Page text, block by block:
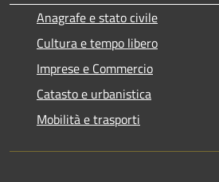
Anagrafe e stato civile
Cultura e tempo libero
Imprese e Commercio
Catasto e urbanistica
Mobilità e trasporti